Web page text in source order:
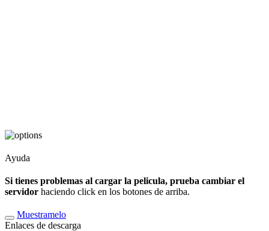
Ayuda
Si tienes problemas al cargar la pelicula, prueba cambiar el
servidor haciendo click en los botones de arriba.
Muestramelo
Enlaces de descarga